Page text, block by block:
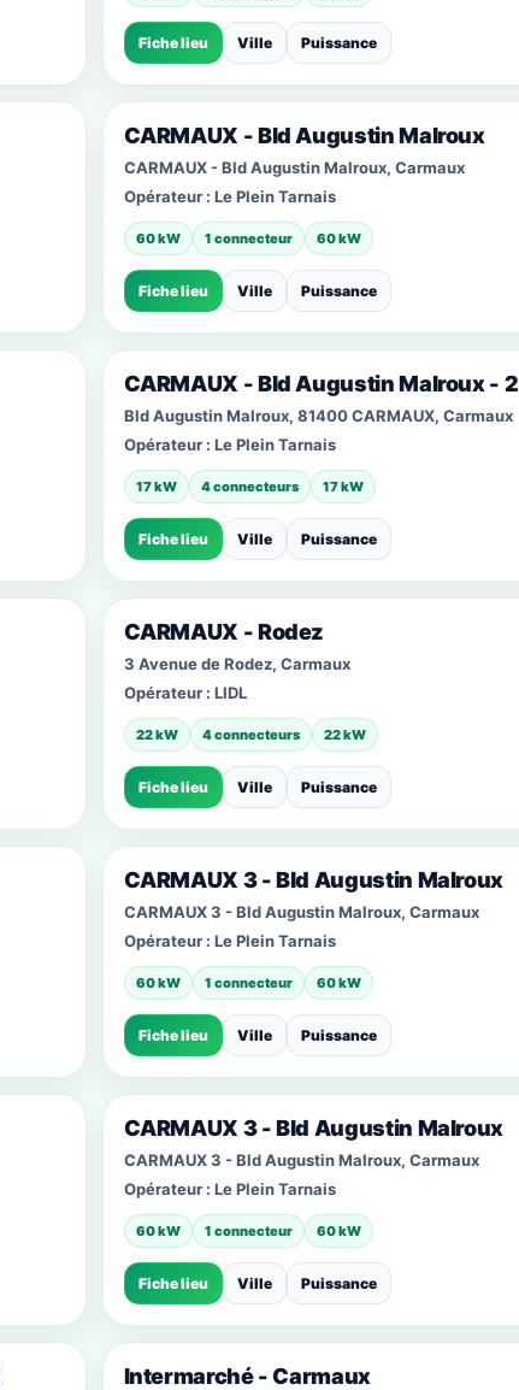
Fiche lieu Ville Puissance
CARMAUX - Bld Augustin Malroux
CARMAUX - Bld Augustin Malroux, Carmaux
Opérateur : Le Plein Tarnais
60 kW 1 connecteur 60 kW
Fiche lieu Ville Puissance
CARMAUX - Bld Augustin Malroux - 2
Bld Augustin Malroux, 81400 CARMAUX, Carmaux
Opérateur : Le Plein Tarnais
17 kW 4 connecteurs 17 kW
Fiche lieu Ville Puissance
CARMAUX - Rodez
3 Avenue de Rodez, Carmaux
Opérateur : LIDL
22 kW 4 connecteurs 22 kW
Fiche lieu Ville Puissance
CARMAUX 3 - Bld Augustin Malroux
CARMAUX 3 - Bld Augustin Malroux, Carmaux
Opérateur : Le Plein Tarnais
60 kW 1 connecteur 60 kW
Fiche lieu Ville Puissance
CARMAUX 3 - Bld Augustin Malroux
CARMAUX 3 - Bld Augustin Malroux, Carmaux
Opérateur : Le Plein Tarnais
60 kW 1 connecteur 60 kW
Fiche lieu Ville Puissance
Intermarché - Carmaux